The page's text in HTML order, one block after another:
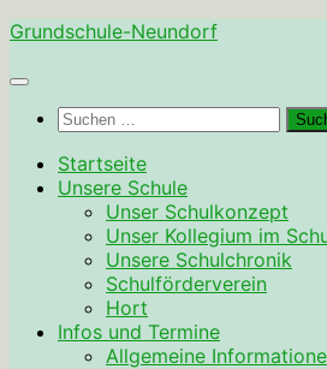
Zum
springen
Grundschule-Neundorf
Suchen
Startseite
Unsere Schule
Unser Schulkonzept
Unser Kollegium im
Unsere Schulchronik
Schulförderverein
Hort
Infos und Termine
Allgemeine